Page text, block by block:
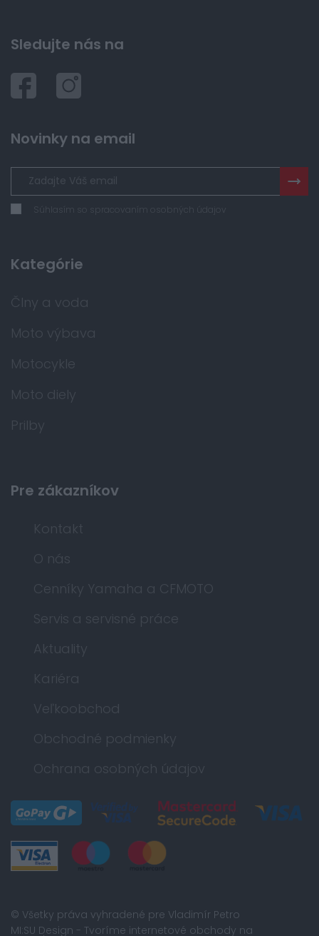
Sledujte nás na
Novinky na email
Súhlasím so spracovaním osobných údajov
Kategórie
Člny a voda
Moto výbava
Motocykle
Moto diely
Prilby
Pre zákazníkov
Kontakt
O nás
Cenníky Yamaha a CFMOTO
Servis a servisné práce
Aktuality
Kariéra
Veľkoobchod
Obchodné podmienky
Ochrana osobných údajov
© Všetky práva vyhradené pre Vladimír Petro
MI:SU Design - Tvoríme internetové obchody na